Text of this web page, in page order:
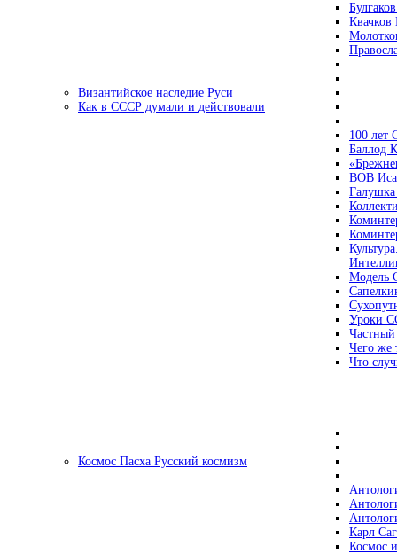
Византийское наследие Руси
Как в СССР думали и действовали
100 лет
Баллод
ВОВ
Модель
Уроки
Чего же
Что
Космос Пасха Русский космизм
Карл
Космос